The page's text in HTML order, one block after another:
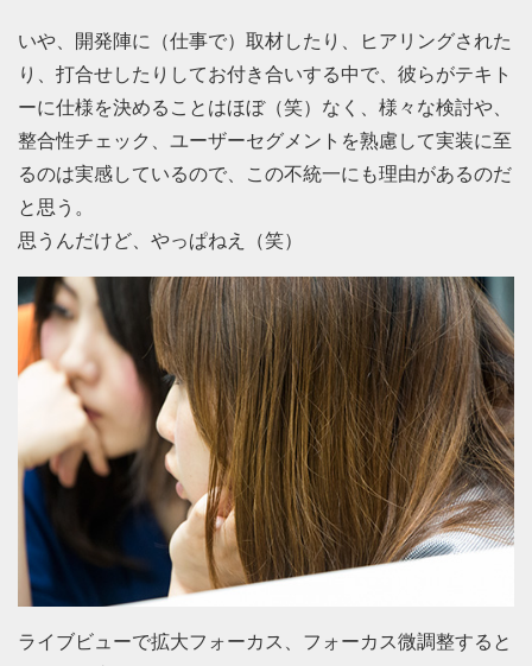
いや、開発陣に（仕事で）取材したり、ヒアリングされた
り、打合せしたりしてお付き合いする中で、彼らがテキト
ーに仕様を決めることはほぼ（笑）なく、様々な検討や、
整合性チェック、ユーザーセグメントを熟慮して実装に至
るのは実感しているので、この不統一にも理由があるのだ
と思う。
思うんだけど、やっぱねえ（笑）
ライブビューで拡大フォーカス、フォーカス微調整すると